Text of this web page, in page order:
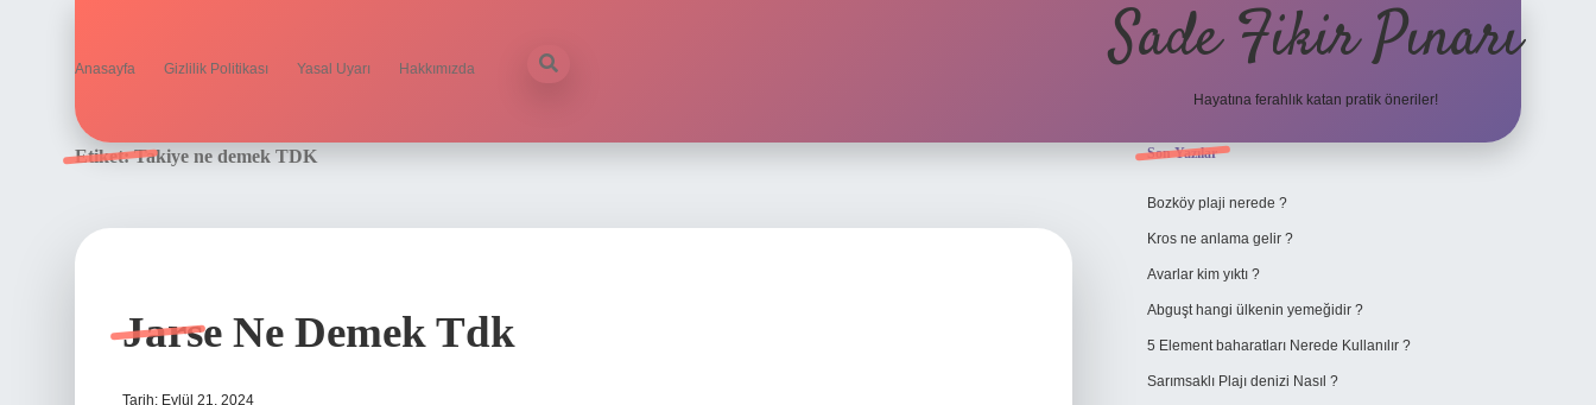
Anasayfa Gizlilik Politikası Yasal Uyarı Hakkımızda Sade Fikir Pınarı
Hayatına ferahlık katan pratik öneriler!
Etiket:Takiye ne demek TDK
Jarse Ne Demek Tdk
Tarih: Eylül 21, 2024
Sidebar
Son Yazılar
Bozköy plaji nerede ?
Kros ne anlama gelir ?
Avarlar kim yıktı ?
Abguşt hangi ülkenin yemeğidir ?
5 Element baharatları Nerede Kullanılır ?
Sarımsaklı Plajı denizi Nasıl ?